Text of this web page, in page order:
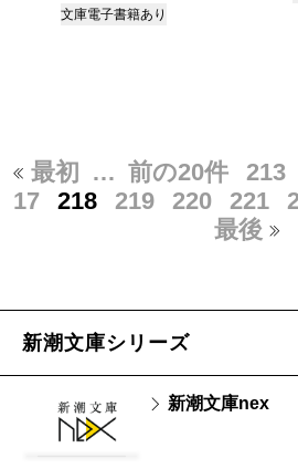
文庫電子書籍あり
最初 … 前の20件 213
17
218 219 220 221
最後
新潮文庫シリーズ
新潮文庫nex